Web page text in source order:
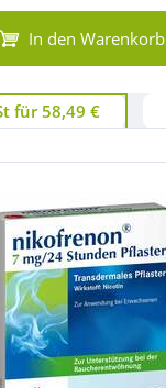
In den Warenkorb
für 58,49 €